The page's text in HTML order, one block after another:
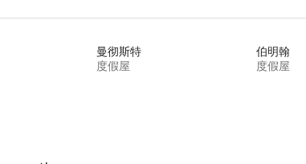
曼彻斯特
度假屋
伯明翰
度假屋